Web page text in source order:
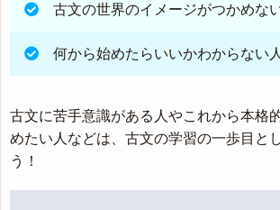
古文の世界のイメージがつかめな
何から始めたらいいかわからない人
古文に苦手意識がある人やこれから本格
めたい人などは、古文の学習の一歩目と
う！